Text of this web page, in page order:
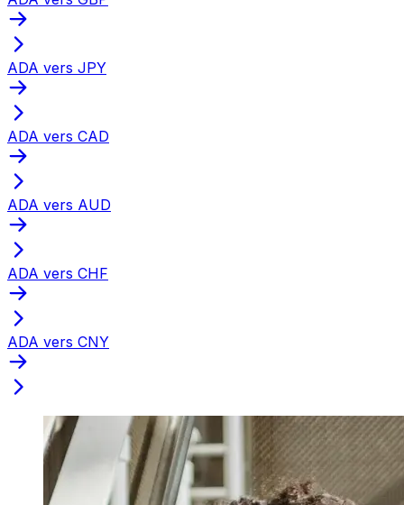
ADA vers JPY
ADA vers CAD
ADA vers AUD
ADA vers CHF
ADA vers CNY